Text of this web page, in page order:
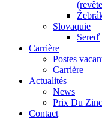
Slovaquie
Sereď
Carrière
Postes
Carrière
Actualités
News
Prix Du Zinc
Contact